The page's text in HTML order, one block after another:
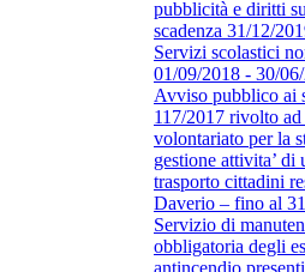
pubblicità e diritti
scadenza 31/12/
Servizi scolastici
01/09/2018 - 30/
Avviso pubblico ai
117/2017 rivolto
volontariato per la
gestione attivita’ di
trasporto cittadini
Daverio – fino al
Servizio di
obbligatoria degli
antincendio